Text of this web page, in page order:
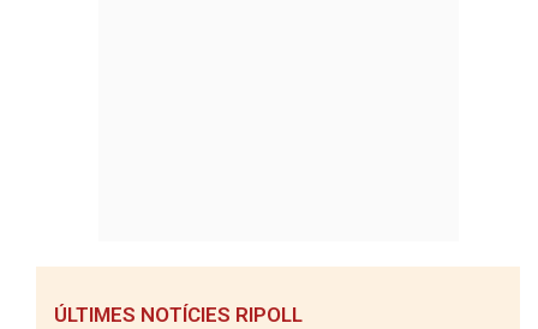
ÚLTIMES NOTÍCIES RIPOLL